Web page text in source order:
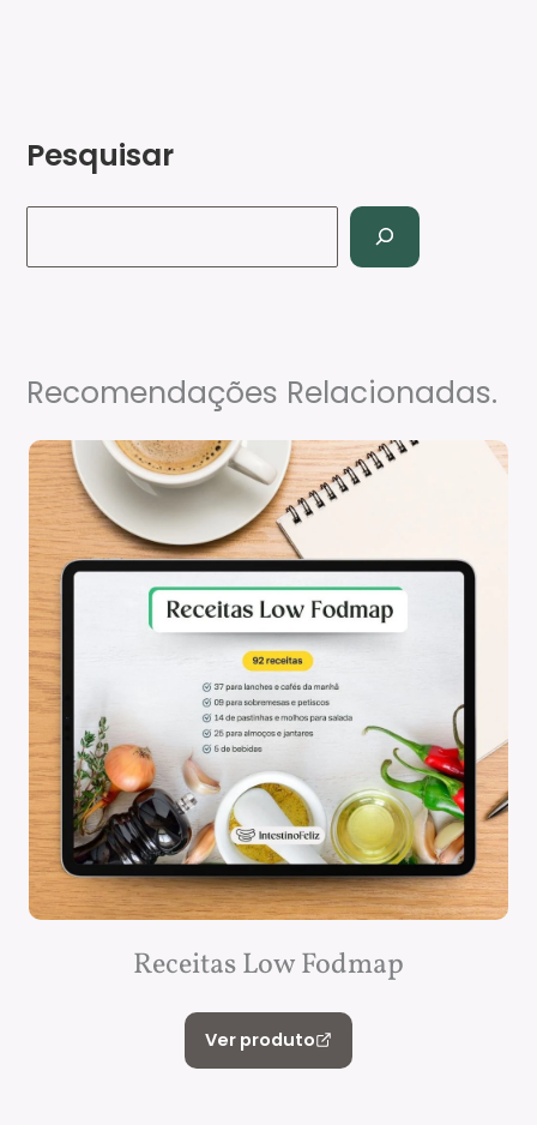
Pesquisar
Recomendações Relacionadas.
Receitas Low Fodmap
Ver produto